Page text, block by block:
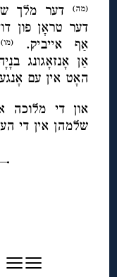
(מה)
דער מלך
דער טראָן פון
אַף אייביק.
(מו)
אַן אָנזאָגונג
האָט אין עם
און די מלוכה
שלמהן אין די